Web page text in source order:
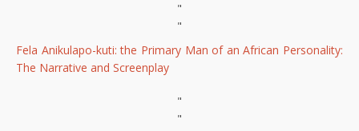
"
"
Fela Anikulapo-kuti: the Primary Man of an African Personality:
The Narrative and Screenplay
"
"